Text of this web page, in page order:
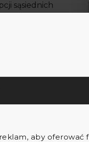
aby oferować
sąsiednich
do
zagrożeń dla
za pomocą